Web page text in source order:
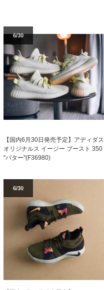
6/30
【国内6月30日発売予定】アディダス
オリジナルス イージー ブースト 350
"バター"(F36980)
6/30